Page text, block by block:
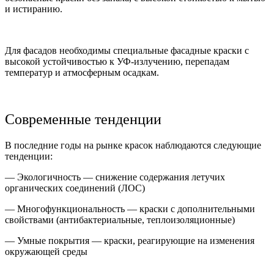
и истиранию.
Для фасадов необходимы специальные фасадные краски с
высокой устойчивостью к УФ-излучению, перепадам
температур и атмосферным осадкам.
Современные тенденции
В последние годы на рынке красок наблюдаются следующие
тенденции:
— Экологичность — снижение содержания летучих
органических соединений (ЛОС)
— Многофункциональность — краски с дополнительными
свойствами (антибактериальные, теплоизоляционные)
— Умные покрытия — краски, реагирующие на изменения
окружающей среды